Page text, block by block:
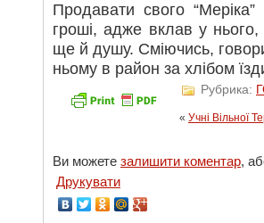
Продавати свого
гроші, адже вклав у нього,
ще й душу. Сміючись,
ньому в район за хлібом
Рубрика:
« Учні Вільної
Ви можете залишити коментар,
Друкувати